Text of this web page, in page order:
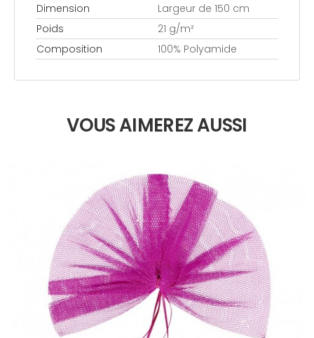
Dimension
Largeur de 150 cm
Poids
21 g/m²
Composition
100% Polyamide
VOUS AIMEREZ AUSSI